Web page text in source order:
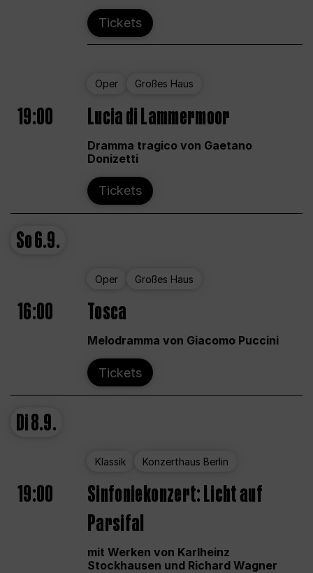
Tickets
Oper Großes Haus
19:00 Lucia di Lammermoor
Dramma tragico von Gaetano
Donizetti
Tickets
So6.9.
Oper Großes Haus
16:00 Tosca
Melodramma von Giacomo Puccini
Tickets
Di8.9.
Klassik Konzerthaus Berlin
19:00
Sinfoniekonzert: Licht auf
Parsifal
mit Werken von Karlheinz
Stockhausen und Richard Wagner